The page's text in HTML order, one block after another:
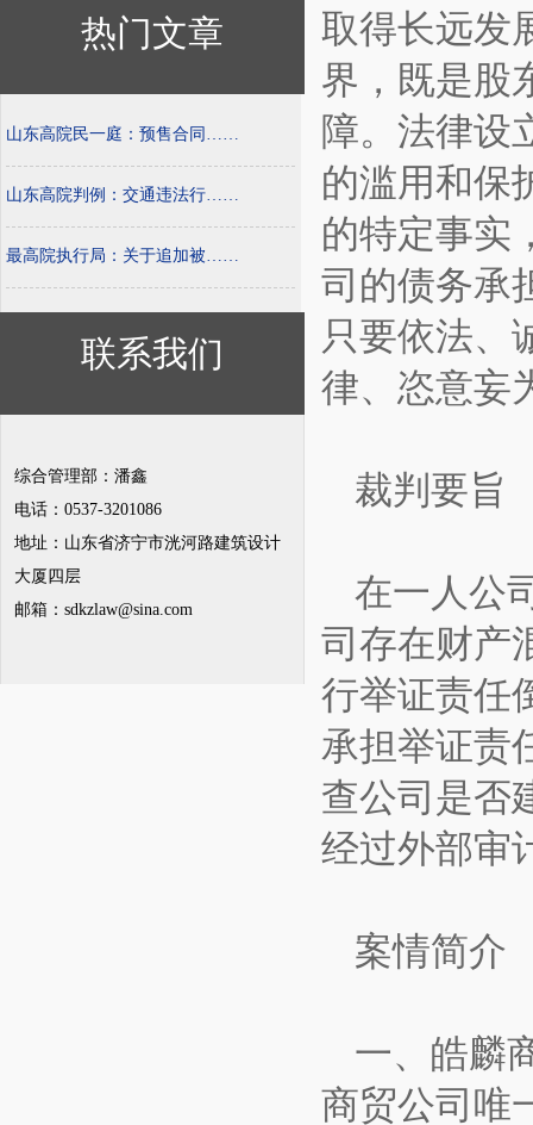
热门文章
山东高院民一庭：预售合同……
山东高院判例：交通违法行……
最高院执行局：关于追加被……
联系我们
综合管理部：潘鑫
电话：0537-3201086
地址：山东省济宁市洸河路建筑设计
大厦四层
邮箱： sdkzlaw@sina.com
取得长远发
界，既是股
障。法律设
的滥用和保
的特定事实
司的债务承
只要依法、
律、恣意妄
裁判要旨
在一人公
司存在财产
行举证责任
承担举证责
查公司是否
经过外部审
案情简介
一、皓麟
商贸公司唯